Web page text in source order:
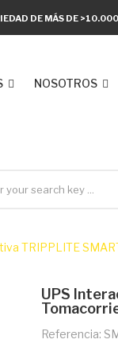
DE MÁS DE
NOSOTROS
TRIPPLITE
UPS
Referencia: